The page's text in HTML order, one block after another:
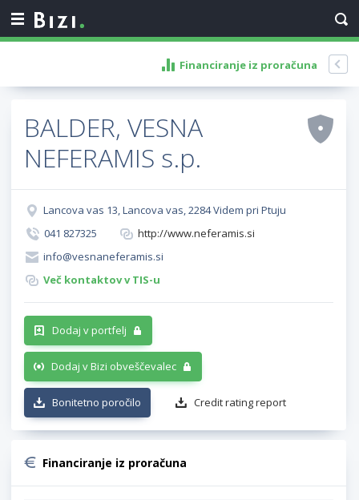
Financiranje iz proračuna
BALDER, VESNA
NEFERAMIS s.p.
Lancova vas 13, Lancova vas, 2284 Videm pri Ptuju
041 827325
http://www.neferamis.si
info@vesnaneferamis.si
Več kontaktov v TIS-u
Dodaj v portfelj
Dodaj v Bizi obveščevalec
Bonitetno poročilo Credit rating report
Financiranje iz proračuna